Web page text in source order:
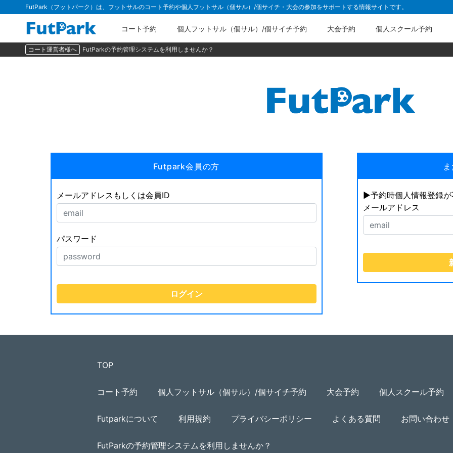
FutPark（フットパーク）は、フットサルのコート予約や個人フットサル（個サル）/個サイチ・大会の参加をサポートする情報サイトです。
コート予約 個人フットサル（個サル）/個サイチ予約 大会予約 個人スクール予約
コート運営者様へ FutParkの予約管理システムを利用しませんか？
Futpark会員の方
メールアドレスもしくは会員ID
パスワード
▶︎予約時個人情報登録
メールアドレス
TOP
コート予約 個人フットサル（個サル）/個サイチ予約 大会予約 個人スクール予約
Futparkについて 利用規約 プライバシーポリシー よくある質問 お問い合わせ
FutParkの予約管理システムを利用しませんか？